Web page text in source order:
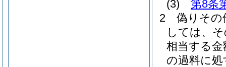
(3)
第8条
2
偽りその
しては、
相当する
の過料に